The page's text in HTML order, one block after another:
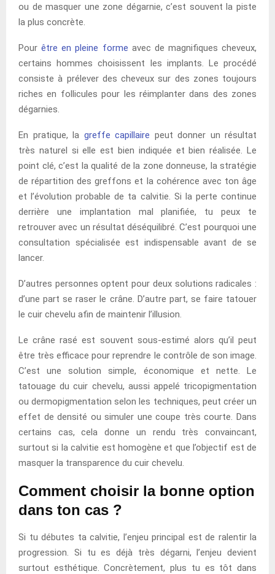
ou de masquer une zone dégarnie, c’est souvent la piste
la plus concrète.
Pourêtre en pleine forme avec de magnifiques cheveux,
certains hommes choisissent les implants. Le procédé
consiste à prélever des cheveux sur des zones toujours
riches en follicules pour les réimplanter dans des zones
dégarnies.
En pratique, la greffe capillaire peut donner un résultat
très naturel si elle est bien indiquée et bien réalisée. Le
point clé, c’est la qualité de la zone donneuse, la stratégie
de répartition des greffons et la cohérence avec ton âge
et l’évolution probable de ta calvitie. Si la perte continue
derrière une implantation mal planifiée, tu peux te
retrouver avec un résultat déséquilibré. C’est pourquoi une
consultation spécialisée est indispensable avant de se
lancer.
D’autres personnes optent pour deux solutions radicales :
d’une part se raser le crâne. D’autre part, se faire tatouer
le cuir chevelu afin de maintenir l’illusion.
Le crâne rasé est souvent sous-estimé alors qu’il peut
être très efficace pour reprendre le contrôle de son image.
C’est une solution simple, économique et nette. Le
tatouage du cuir chevelu, aussi appelé tricopigmentation
ou dermopigmentation selon les techniques, peut créer un
effet de densité ou simuler une coupe très courte. Dans
certains cas, cela donne un rendu très convaincant,
surtout si la calvitie est homogène et que l’objectif est de
masquer la transparence du cuir chevelu.
Comment choisir la bonne option
dans ton cas ?
Si tu débutes ta calvitie, l’enjeu principal est de ralentir la
progression. Si tu es déjà très dégarni, l’enjeu devient
surtout esthétique. Concrètement, plus tu es tôt dans